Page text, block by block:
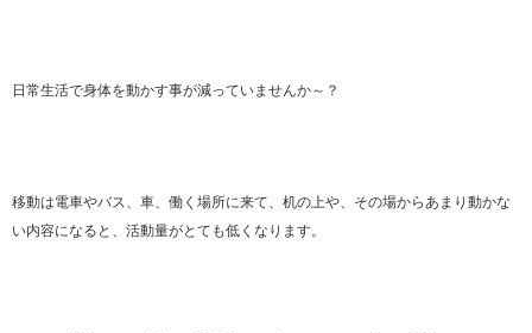
日常生活で身体を動かす事が減っていませんか～？
移動は電車やバス、車、働く場所に来て、机の上や、その場からあまり動かな
い内容になると、活動量がとても低くなります。